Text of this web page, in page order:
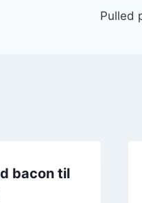
Pulled
bacon til